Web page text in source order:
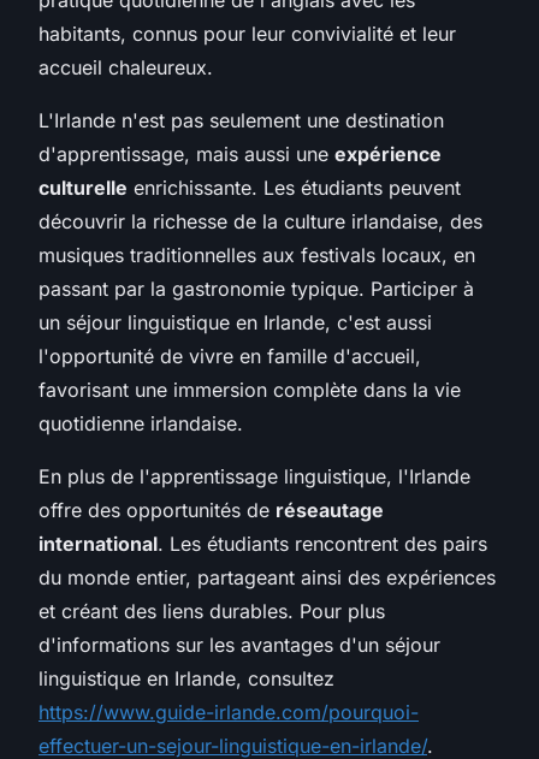
habitants, connus pour leur convivialité et leur
accueil chaleureux.
L'Irlande n'est pas seulement une destination
d'apprentissage, mais aussi une expérience
culturelle enrichissante. Les étudiants peuvent
découvrir la richesse de la culture irlandaise, des
musiques traditionnelles aux festivals locaux, en
passant par la gastronomie typique. Participer à
un séjour linguistique en Irlande, c'est aussi
l'opportunité de vivre en famille d'accueil,
favorisant une immersion complète dans la vie
quotidienne irlandaise.
En plus de l'apprentissage linguistique, l'Irlande
offre des opportunités de réseautage
international. Les étudiants rencontrent des pairs
du monde entier, partageant ainsi des expériences
et créant des liens durables. Pour plus
d'informations sur les avantages d'un séjour
linguistique en Irlande, consultez
https://www.guide-irlande.com/pourquoi-
effectuer-un-sejour-linguistique-en-irlande/.